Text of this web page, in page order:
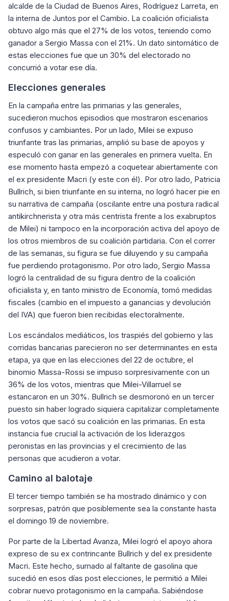
alcalde de la Ciudad de Buenos Aires, Rodríguez Larreta, en
la interna de Juntos por el Cambio. La coalición oficialista
obtuvo algo más que el 27% de los votos, teniendo como
ganador a Sergio Massa con el 21%. Un dato sintomático de
estas elecciones fue que un 30% del electorado no
concurrió a votar ese día.
Elecciones generales
En la campaña entre las primarias y las generales,
sucedieron muchos episodios que mostraron escenarios
confusos y cambiantes. Por un lado, Milei se expuso
triunfante tras las primarias, amplió su base de apoyos y
especuló con ganar en las generales en primera vuelta. En
ese momento hasta empezó a coquetear abiertamente con
el ex presidente Macri (y este con él). Por otro lado, Patricia
Bullrich, si bien triunfante en su interna, no logró hacer pie en
su narrativa de campaña (oscilante entre una postura radical
antikirchnerista y otra más centrista frente a los exabruptos
de Milei) ni tampoco en la incorporación activa del apoyo de
los otros miembros de su coalición partidaria. Con el correr
de las semanas, su figura se fue diluyendo y su campaña
fue perdiendo protagonismo. Por otro lado, Sergio Massa
logró la centralidad de su figura dentro de la coalición
oficialista y, en tanto ministro de Economía, tomó medidas
fiscales (cambio en el impuesto a ganancias y devolución
del IVA) que fueron bien recibidas electoralmente.
Los escándalos mediáticos, los traspiés del gobierno y las
corridas bancarias parecieron no ser determinantes en esta
etapa, ya que en las elecciones del 22 de octubre, el
binomio Massa-Rossi se impuso sorpresivamente con un
36% de los votos, mientras que Milei-Villarruel se
estancaron en un 30%. Bullrich se desmoronó en un tercer
puesto sin haber logrado siquiera capitalizar completamente
los votos que sacó su coalición en las primarias. En esta
instancia fue crucial la activación de los liderazgos
peronistas en las provincias y el crecimiento de las
personas que acudieron a votar.
Camino al balotaje
El tercer tiempo también se ha mostrado dinámico y con
sorpresas, patrón que posiblemente sea la constante hasta
el domingo 19 de noviembre.
Por parte de la Libertad Avanza, Milei logró el apoyo ahora
expreso de su ex contrincante Bullrich y del ex presidente
Macri. Este hecho, sumado al faltante de gasolina que
sucedió en esos días post elecciones, le permitió a Milei
cobrar nuevo protagonismo en la campaña. Sabiéndose